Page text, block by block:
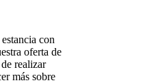
con
oferta de
realizar
más sobre